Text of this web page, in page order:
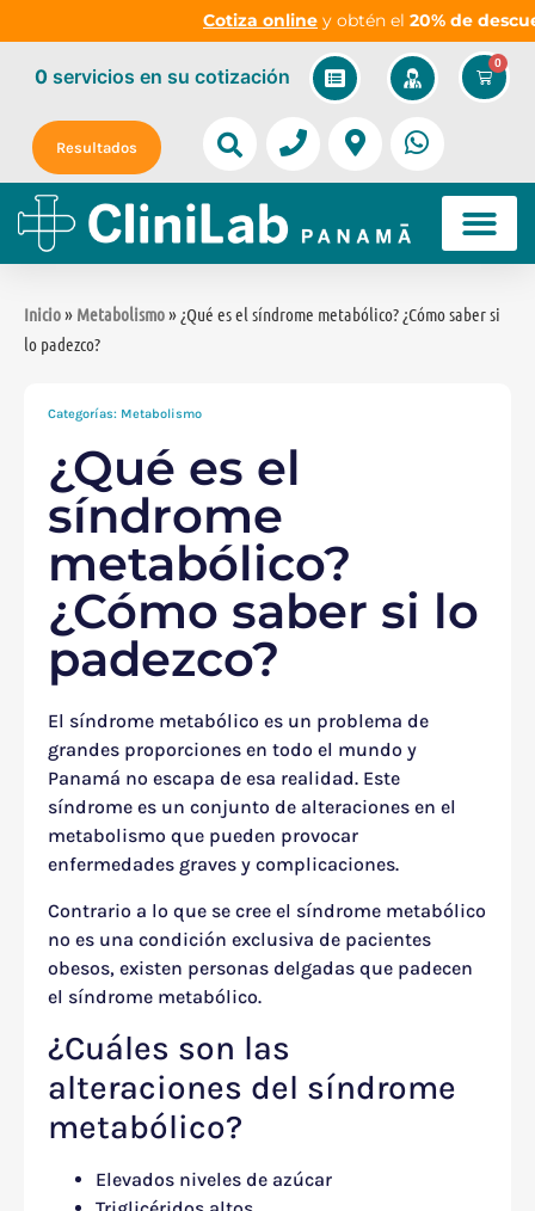
Cotiza onliney obtén el20% de descuento
0
0servicios en su cotización
Resultados
Inicio» Metabolismo» ¿Qué es el síndrome metabólico? ¿Cómo saber si
lo padezco?
Categorías: Metabolismo
¿Qué es el
síndrome
metabólico?
¿Cómo saber si lo
padezco?
El síndrome metabólico es un problema de
grandes proporciones en todo el mundo y
Panamá no escapa de esa realidad. Este
síndrome es un conjunto de alteraciones en el
metabolismo que pueden provocar
enfermedades graves y complicaciones.
Contrario a lo que se cree el síndrome metabólico
no es una condición exclusiva de pacientes
obesos, existen personas delgadas que padecen
el síndrome metabólico.
¿Cuáles son las
alteraciones del síndrome
metabólico?
Elevados niveles de azúcar